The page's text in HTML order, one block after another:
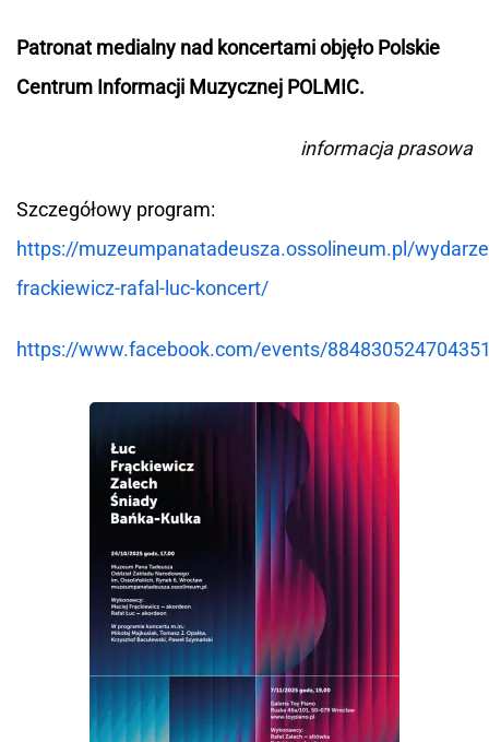
Patronat medialny nad koncertami objęło Polskie
Centrum Informacji Muzycznej POLMIC.
informacja prasowa
Szczegółowy program:
https://muzeumpanatadeusza.ossolineum.pl/
frackiewicz-rafal-luc-koncert/
https://www.facebook.com/events/